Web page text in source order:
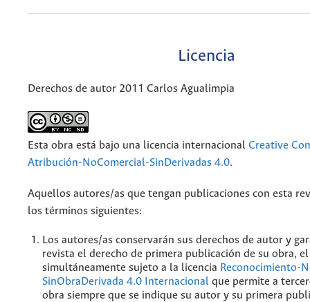
Licencia
Derechos de autor 2011 Carlos Agualimpia
Esta obra está bajo una licencia internacional Creative
Atribución-NoComercial-SinDerivadas 4.0.
Aquellos autores/as que tengan publicaciones con esta
los términos siguientes:
Los autores/as conservarán sus derechos de autor y
revista el derecho de primera publicación de su obra,
simultáneamente sujeto a la licencia Reconocimiento-
SinObraDerivada 4.0 Internacional que permite a
obra siempre que se indique su autor y su primera